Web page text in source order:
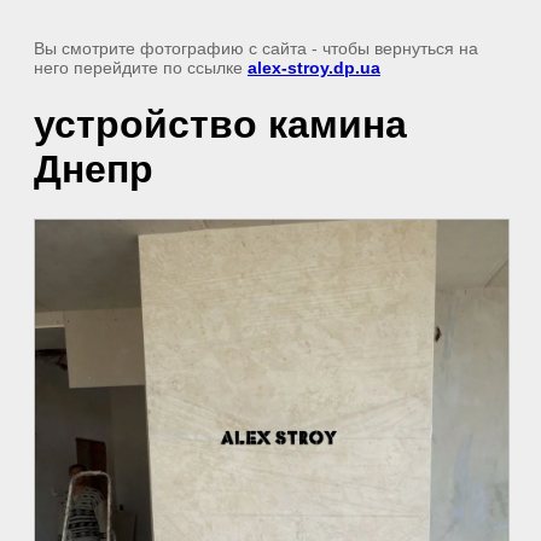
Вы смотрите фотографию с сайта - чтобы вернуться на
него перейдите по ссылке alex-stroy.dp.ua
устройство камина
Днепр